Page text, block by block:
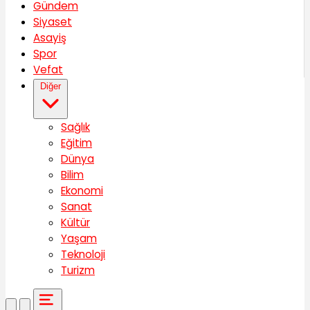
Gündem
Siyaset
Asayiş
Spor
Vefat
Diğer
Sağlık
Eğitim
Dünya
Bilim
Ekonomi
Sanat
Kültür
Yaşam
Teknoloji
Turizm